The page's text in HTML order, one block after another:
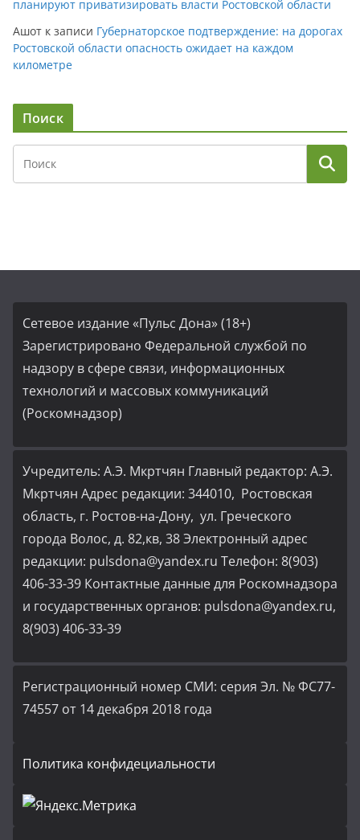
планируют приватизировать власти Ростовской области
Ашот к записи Губернаторское подтверждение: на дорогах
Ростовской области опасность ожидает на каждом
километре
Поиск
Сетевое издание «Пульс Дона» (18+)
Зарегистрировано Федеральной службой по
надзору в сфере связи, информационных
технологий и массовых коммуникаций
(Роскомнадзор)
Учредитель: А.Э. Мкртчян Главный редактор: А.Э.
Мкртчян Адрес редакции: 344010, Ростовская
область, г. Ростов-на-Дону, ул. Греческого
города Волос, д. 82,кв, 38 Электронный адрес
редакции: pulsdona@yandex.ru Телефон: 8(903)
406-33-39 Контактные данные для Роскомнадзора
и государственных органов: pulsdona@yandex.ru,
8(903) 406-33-39
Регистрационный номер СМИ: серия Эл. № ФС77-
74557 от 14 декабря 2018 года
Политика конфидециальности